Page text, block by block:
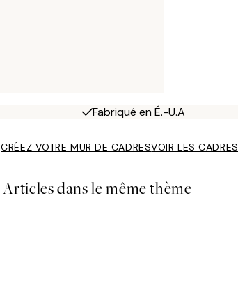
Fabriqué en É.-U.A
CRÉEZ VOTRE MUR DE CADRESVOIR LES CADRES
Articles dans le même thème